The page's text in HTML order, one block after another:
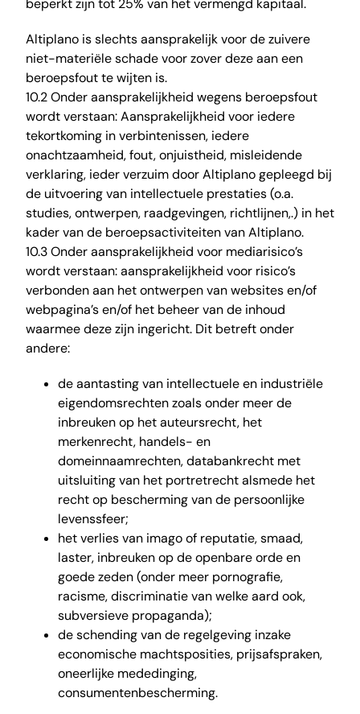
Altiplano is slechts aansprakelijk voor de zuivere
niet-materiële schade voor zover deze aan een
beroepsfout te wijten is.
10.2 Onder aansprakelijkheid wegens beroepsfout
wordt verstaan: Aansprakelijkheid voor iedere
tekortkoming in verbintenissen, iedere
onachtzaamheid, fout, onjuistheid, misleidende
verklaring, ieder verzuim door Altiplano gepleegd bij
de uitvoering van intellectuele prestaties (o.a.
studies, ontwerpen, raadgevingen, richtlijnen,.) in het
kader van de beroepsactiviteiten van Altiplano.
10.3 Onder aansprakelijkheid voor mediarisico’s
wordt verstaan: aansprakelijkheid voor risico’s
verbonden aan het ontwerpen van websites en/of
webpagina’s en/of het beheer van de inhoud
waarmee deze zijn ingericht. Dit betreft onder
andere:
de aantasting van intellectuele en industriële
eigendomsrechten zoals onder meer de
inbreuken op het auteursrecht, het
merkenrecht, handels- en
domeinnaamrechten, databankrecht met
uitsluiting van het portretrecht alsmede het
recht op bescherming van de persoonlijke
levenssfeer;
het verlies van imago of reputatie, smaad,
laster, inbreuken op de openbare orde en
goede zeden (onder meer pornografie,
racisme, discriminatie van welke aard ook,
subversieve propaganda);
de schending van de regelgeving inzake
economische machtsposities, prijsafspraken,
oneerlijke mededinging,
consumentenbescherming.